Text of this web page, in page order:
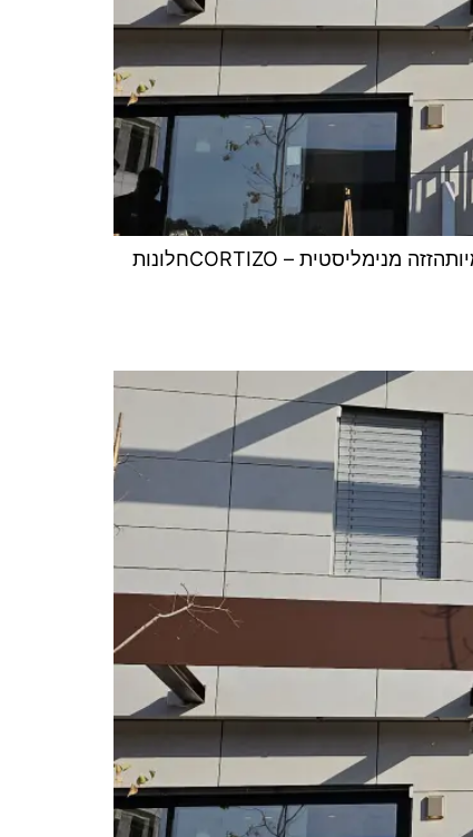
חלונות אלומיניום – מערכות תרמיות – וילה בסביון – ALCON תוצרת חברת ALCON יוון מערכות אלומיניום תרמיותהזזה מנימליסטית – CORTIZOחלונות